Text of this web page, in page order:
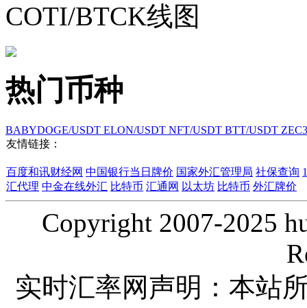
COTI/BTCK线图
热门币种
BABYDOGE/USDT ELON/USDT NFT/USDT BTT/USDT
友情链接：
百度和讯财经网 中国银行当日牌价 国家外汇管理局 社保查询
汇代理 中金在线外汇 比特币 汇通网 以太坊 比特币 外汇牌价
Copyright 2007-2025
实时汇率网声明：本站